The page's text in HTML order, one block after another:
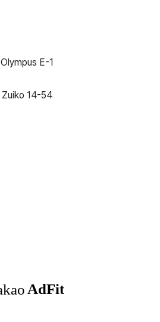
Olympus E-1
Zuiko 14-54